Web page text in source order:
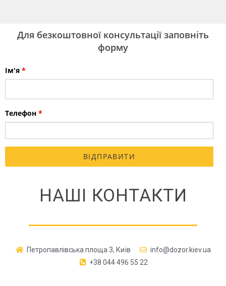
Для безкоштовної консультації заповніть
форму
Ім'я *
Телефон *
НАШІ КОНТАКТИ
Петропавлівська площа 3, Київ
info@dozor.kiev.ua
+38 044 496 55 22